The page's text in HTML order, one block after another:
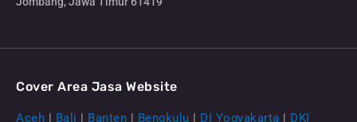
Cover Area Jasa Website
Aceh | Bali | Banten | Bengkulu | DI Yogyakarta | DKI